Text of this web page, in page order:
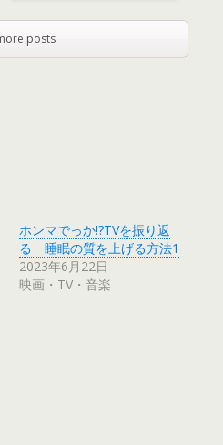
posts
ホンマでっか!?TVを振り返
る 睡眠の質を上げる方法1
2023年6月22日
映画・TV・音楽